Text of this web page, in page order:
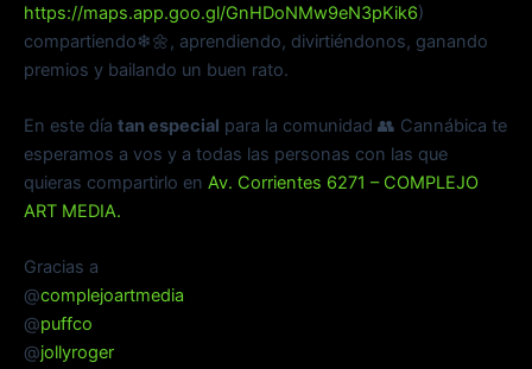
https://maps.app.goo.gl/GnHDoNMw9eN3pKik6)
compartiendo❄🌼, aprendiendo, divirtiéndonos, ganando
premios y bailando un buen rato.
En este día tan especial para la comunidad 👥 Cannábica te
esperamos a vos y a todas las personas con las que
quieras compartirlo en Av. Corrientes 6271 – COMPLEJO
ART MEDIA.
Gracias a
@complejoartmedia
@puffco
@jollyroger